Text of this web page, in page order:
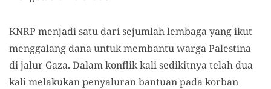
KNRP menjadi satu dari sejumlah lembaga yang ikut
menggalang dana untuk membantu warga Palestina
di jalur Gaza. Dalam konflik kali sedikitnya telah dua
kali melakukan penyaluran bantuan pada korban